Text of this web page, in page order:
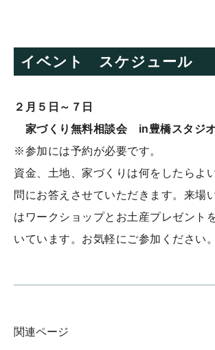
イベント スケジュール
２月５日～７日
家づくり無料相談会 in豊橋スタジオ
※参加には予約が必要です。
資金、土地、家づくりは何をしたらよ
問にお答えさせていただきます。来場
はワークショップとお土産プレゼント
いています。お気軽にご参加ください。
関連ページ